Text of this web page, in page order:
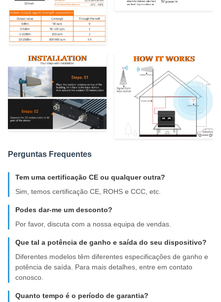
Perguntas Frequentes
Tem uma certificação CE ou qualquer outra?
Sim, temos certificação CE, ROHS e CCC, etc.
Podes dar-me um desconto?
Por favor, discuta com a nossa equipa de vendas.
Que tal a potência de ganho e saída do seu dispositivo?
Diferentes modelos têm diferentes especificações de ganho e
potência de saída. Para mais detalhes, entre em contato
conosco.
Quanto tempo é o período de garantia?